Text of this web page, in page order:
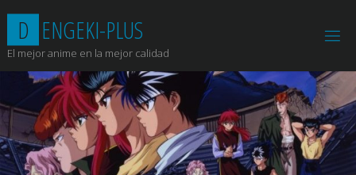
contenido
D ENGEKI-PLUS
El mejor anime en la mejor calidad